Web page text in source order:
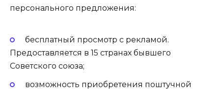
персонального предложения:
бесплатный просмотр с рекламой.
Предоставляется в 15 странах бывшего
Советского союза;
возможность приобретения поштучной